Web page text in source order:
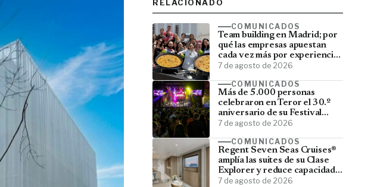
RELACIONADO
COMUNICADOS
Team building en Madrid; por
qué las empresas apuestan
cada vez más por experiencias
que fortalecen sus equipos
7 de agosto de 2026
COMUNICADOS
Más de 5.000 personas
celebraron en Teror el 30.º
aniversario de su Festival
Latino
7 de agosto de 2026
COMUNICADOS
Regent Seven Seas Cruises®
amplía las suites de su Clase
Explorer y reduce capacidad;
menos pasajeros, más espacio
7 de agosto de 2026